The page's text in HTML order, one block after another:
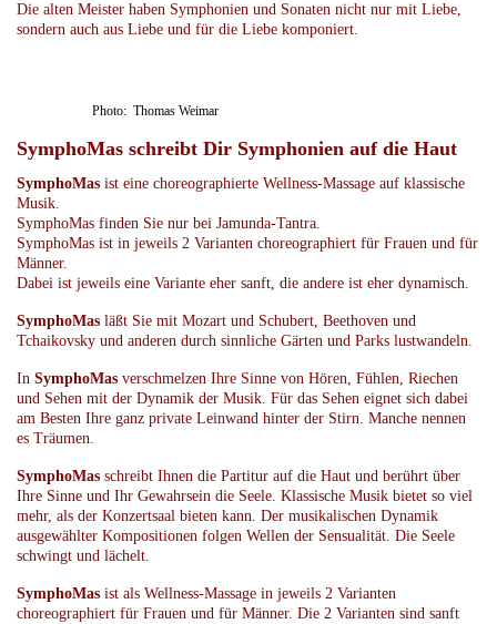
Die alten Meister haben Symphonien und Sonaten nicht nur mit Liebe,
sondern auch aus Liebe und für die Liebe komponiert.
Photo: Thomas Weimar
SymphoMas schreibt Dir Symphonien auf die Haut
SymphoMas ist eine choreographierte Wellness-Massage auf klassische
Musik.
SymphoMas finden Sie nur bei Jamunda-Tantra.
SymphoMas ist in jeweils 2 Varianten choreographiert für Frauen und für
Männer.
Dabei ist jeweils eine Variante eher sanft, die andere ist eher dynamisch.
SymphoMas läßt Sie mit Mozart und Schubert, Beethoven und
Tchaikovsky und anderen durch sinnliche Gärten und Parks lustwandeln.
In SymphoMas verschmelzen Ihre Sinne von Hören, Fühlen, Riechen
und Sehen mit der Dynamik der Musik. Für das Sehen eignet sich dabei
am Besten Ihre ganz private Leinwand hinter der Stirn. Manche nennen
es Träumen.
SymphoMas schreibt Ihnen die Partitur auf die Haut und berührt über
Ihre Sinne und Ihr Gewahrsein die Seele. Klassische Musik bietet so viel
mehr, als der Konzertsaal bieten kann. Der musikalischen Dynamik
ausgewählter Kompositionen folgen Wellen der Sensualität. Die Seele
schwingt und lächelt.
SymphoMas ist als Wellness-Massage in jeweils 2 Varianten
choreographiert für Frauen und für Männer. Die 2 Varianten sind sanft